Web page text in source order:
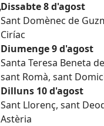
Dissabte 8 d'agost
Sant Domènec de
Ciríac
Diumenge 9 d'agost
Santa Teresa Beneta
sant Romà, sant
Dilluns 10 d'agost
Sant Llorenç, sant
Astèria